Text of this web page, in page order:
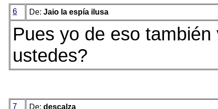
6 De: Jaio la espía ilusa
Pues yo de eso también
ustedes?
7 De: descalza